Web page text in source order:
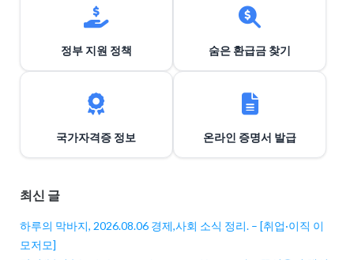
정부 지원 정책 숨은 환급금 찾기
국가자격증 정보 온라인 증명서 발급
최신 글
하루의 막바지, 2026.08.06 경제,사회 소식 정리. – [취업·이직 이
모저모]